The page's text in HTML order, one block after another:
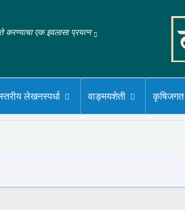
करण्याचा एक इवलासा प्रयत्न
लेखनस्पर्धा वाङ्मयशेती कृषिजगत